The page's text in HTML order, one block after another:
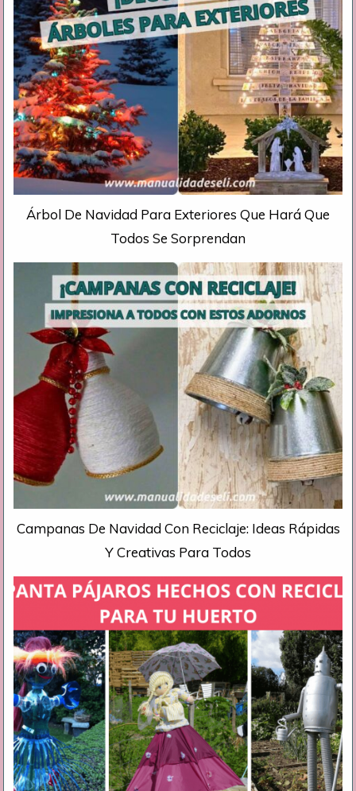
Árbol De Navidad Para Exteriores Que Hará Que
Todos Se Sorprendan
Campanas De Navidad Con Reciclaje: Ideas Rápidas
Y Creativas Para Todos